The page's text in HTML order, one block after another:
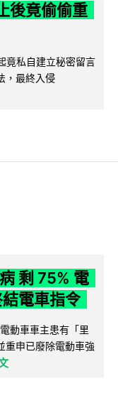
後竟偷偷重
竟私自建立秘密留言
，最終入侵
剩 75% 電
電車指令
動車車主患有「里
重申已廢除電動車強